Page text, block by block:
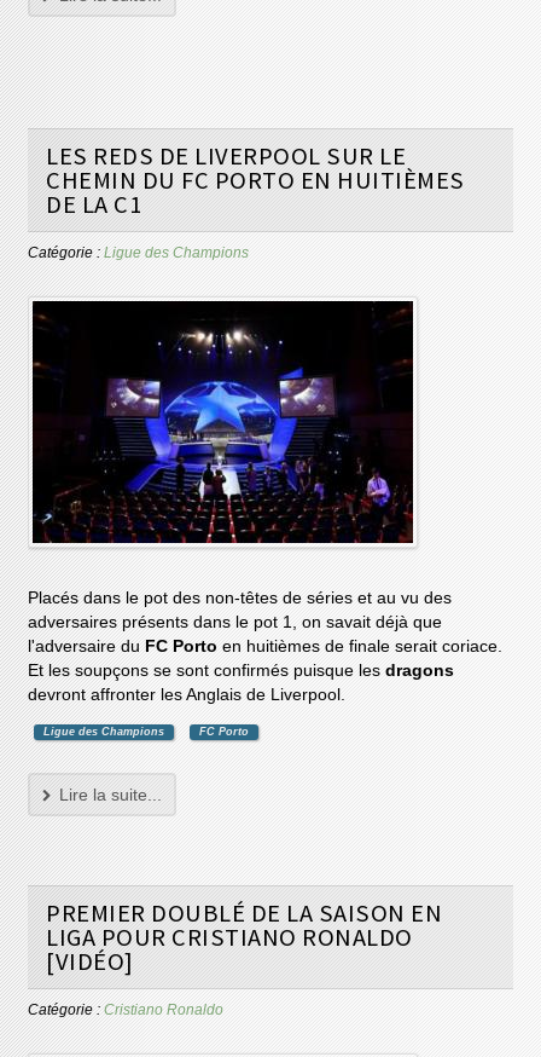
LES REDS DE LIVERPOOL SUR LE
CHEMIN DU FC PORTO EN HUITIÈMES
DE LA C1
Catégorie :Ligue des Champions
Placés dans le pot des non-têtes de séries et au vu des
adversaires présents dans le pot 1, on savait déjà que
l'adversaire du FC Porto en huitièmes de finale serait coriace.
Et les soupçons se sont confirmés puisque lesdragons
devront affronter les Anglais de Liverpool.
Ligue des Champions FC Porto
Lire la suite...
PREMIER DOUBLÉ DE LA SAISON EN
LIGA POUR CRISTIANO RONALDO
[VIDÉO]
Catégorie :Cristiano Ronaldo